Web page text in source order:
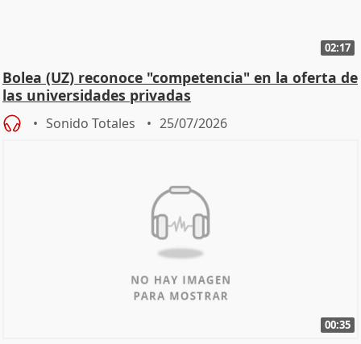
02:17
Bolea (UZ) reconoce "competencia" en la oferta de
las universidades privadas
Sonido Totales 25/07/2026
00:35